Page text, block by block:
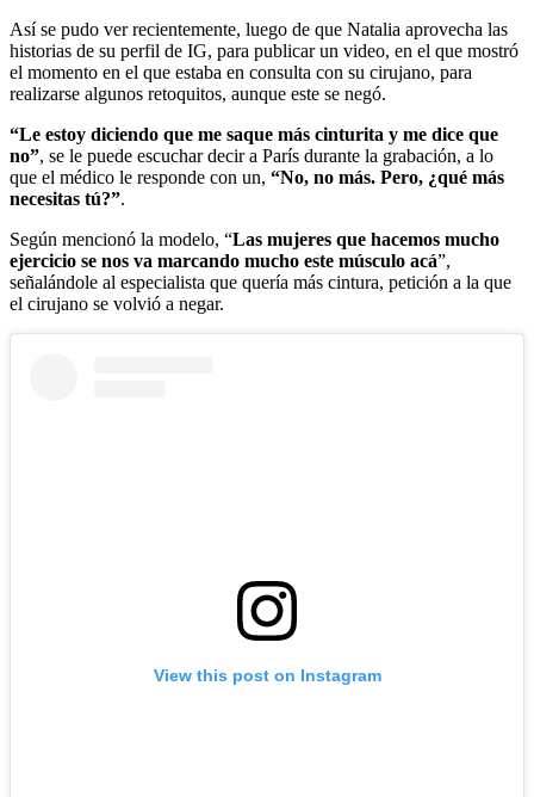
Así se pudo ver recientemente, luego de que Natalia aprovecha las
historias de su perfil de IG, para publicar un video, en el que mostró
el momento en el que estaba en consulta con su cirujano, para
realizarse algunos retoquitos, aunque este se negó.
“Le estoy diciendo que me saque más cinturita y me dice que
no”, se le puede escuchar decir a París durante la grabación, a lo
que el médico le responde con un, “No, no más. Pero, ¿qué más
necesitas tú?”.
Según mencionó la modelo, “Las mujeres que hacemos mucho
ejercicio se nos va marcando mucho este músculo acá”,
señalándole al especialista que quería más cintura, petición a la que
el cirujano se volvió a negar.
View this post on Instagram